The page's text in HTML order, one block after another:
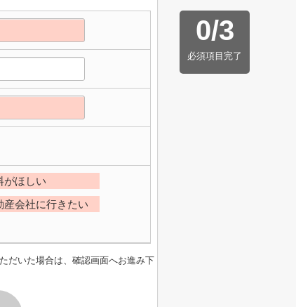
0/3
必須項目完了
がほしい
産会社に行きたい
だいた場合は、確認画面へお進み下